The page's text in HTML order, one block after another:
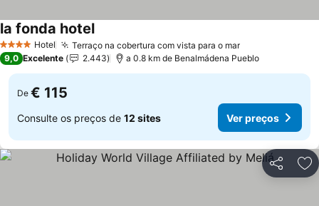
4 EstrelasHotel Terraço na cobertura com vista para o mar
la fonda hotel
9,0 Excelente 2.443 a 0.8 km de Benalmádena Pueblo
De € 115
Consulte os preços de 12 sites Ver preços
Partilhar